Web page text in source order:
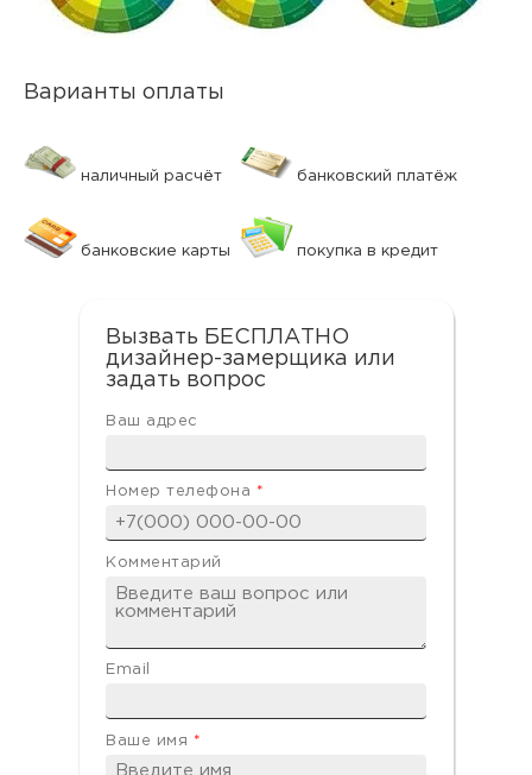
Варианты оплаты
наличный расчёт банковский платёж
банковские карты покупка в кредит
Вызвать БЕСПЛАТНО
дизайнер-замерщика или
задать вопрос
Ваш адрес
Номер телефона *
Комментарий
Email
Ваше имя *